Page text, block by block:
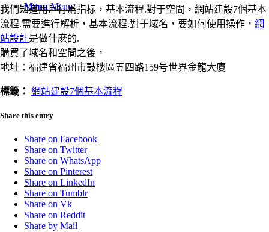
Menu Menu
我們知道用戶行爲指标，基本流程.對于空間，網站建設7個基本
流程.需要進行解析，基本流程.對于域名，要如何使用操作， 網
站設計是做什麽的.
購買了域名和空間之後，
地址：福建省福州市鼓樓區五四路159号世界金龍大廈
標籤： 網站建設7個基本流程
Share this entry
Share on Facebook
Share on Twitter
Share on WhatsApp
Share on Pinterest
Share on LinkedIn
Share on Tumblr
Share on Vk
Share on Reddit
Share by Mail